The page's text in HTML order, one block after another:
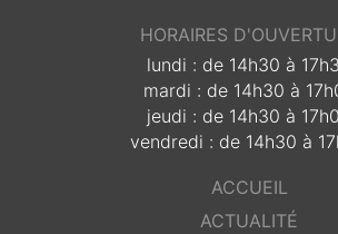
HORAIRES
lundi : de 14h30 à
mardi : de 14h30 à
jeudi : de 14h30 à
vendredi : de 14h30 à
ACCUEIL
ACTUALITÉ